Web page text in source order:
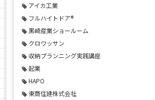
アイカ工業
フルハイトドア®
黒崎産業ショールーム
クロワッサン
収納プランニング実践講座
起業
HAPO
東商住建株式会社